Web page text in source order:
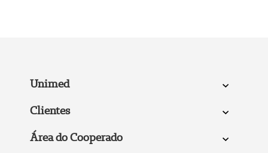
Unimed
Clientes
Área do Cooperado